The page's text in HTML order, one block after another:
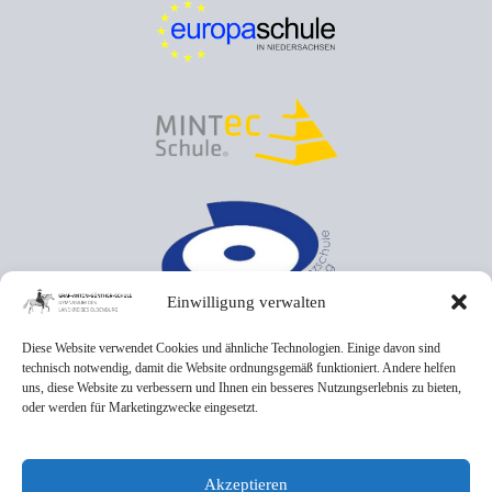
Einwilligung verwalten
Diese Website verwendet Cookies und ähnliche Technologien. Einige davon sind
technisch notwendig, damit die Website ordnungsgemäß funktioniert. Andere helfen
uns, diese Website zu verbessern und Ihnen ein besseres Nutzungserlebnis zu bieten,
oder werden für Marketingzwecke eingesetzt.
Akzeptieren